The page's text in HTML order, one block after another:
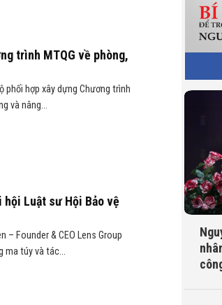
trình MTQG về phòng,
phối hợp xây dựng Chương trình
và nâng...
hội Luật sư Hội Bảo vệ
– Founder & CEO Lens Group
ma túy và tác...